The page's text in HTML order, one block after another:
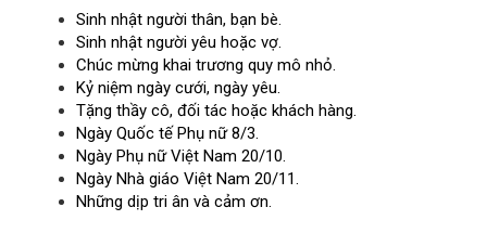
Sinh nhật người thân, bạn bè.
Sinh nhật người yêu hoặc vợ.
Chúc mừng khai trương quy mô nhỏ.
Kỷ niệm ngày cưới, ngày yêu.
Tặng thầy cô, đối tác hoặc khách hàng.
Ngày Quốc tế Phụ nữ 8/3.
Ngày Phụ nữ Việt Nam 20/10.
Ngày Nhà giáo Việt Nam 20/11.
Những dịp tri ân và cảm ơn.